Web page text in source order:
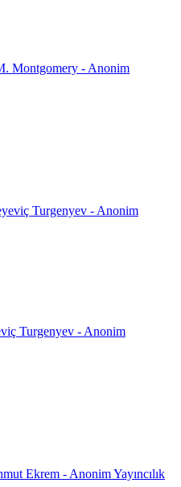
Montgomery - Anonim
Turgenyev - Anonim